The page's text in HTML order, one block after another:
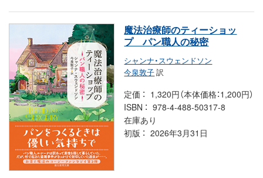
魔法治療師のティーショッ
プ パン職人の秘密
シャンナ・スウェンドソン
今泉敦子訳
定価
1,320円（本体価格：1,200円）
ISBN
978-4-488-50317-8
在庫あり
初版
2026年3月31日